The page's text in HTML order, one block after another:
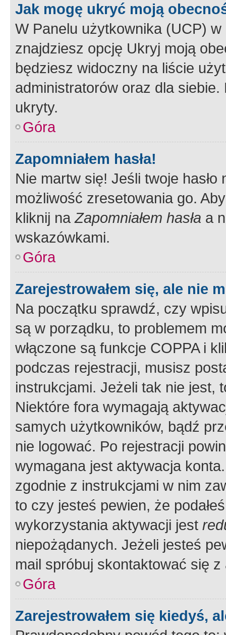
Jak mogę ukryć moją
W Panelu użytkownika (UCP) w
znajdziesz opcję Ukryj moją
będziesz widoczny na liście
administratorów oraz dla
ukryty.
Góra
Zapomniałem hasła!
Nie martw się! Jeśli twoje
możliwość zresetowania go.
kliknij naZapomniałem hasła a
wskazówkami.
Góra
Zarejestrowałem się, ale nie
Na początku sprawdź, czy
są w porządku, to problemem
włączone są funkcje COPPA i
podczas rejestracji, musisz
instrukcjami. Jeżeli tak nie jest,
Niektóre fora wymagają
samych użytkowników, bądź
nie logować. Po rejestracji
wymagana jest aktywacja
zgodnie z instrukcjami w nim
to czy jesteś pewien, że
wykorzystania aktywacji jest
niepożądanych. Jeżeli jesteś
mail spróbuj skontaktować się
Góra
Zarejestrowałem się kiedyś,